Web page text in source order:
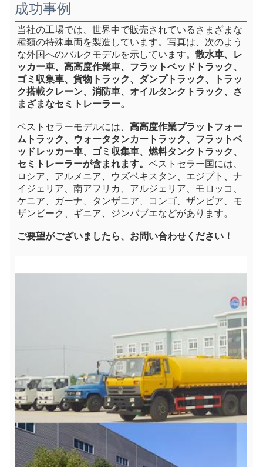
成功事例
当社の工場では、世界中で販売されているさまざまな
種類の特殊車両を製造しています。写真は、次のよう
な外国へのバルクモデルを示しています。 散水車、レ
ッカー車、高高度作業車、フラットベッドトラック、
ゴミ収集車、貨物トラック、ダンプトラック、トラッ
ク搭載クレーン、消防車、オイルタンクトラック、さ
まざまなセミトレーラー。
ベストセラーモデルには、 高高度作業プラットフォー
ムトラック、ウォータタンカートラック、フラットベ
ッドレッカー車、ゴミ収集車、燃料タンクトラック、
セミトレーラーが含まれます。 ベストセラー国には、
ロシア、アルメニア、ウズベキスタン、エジプト、ナ
イジェリア、南アフリカ、アルジェリア、モロッコ、
ケニア、ガーナ、タンザニア、コンゴ、ザンビア、モ
ザンビーク、ギニア、ジンバブエなどがあります。
ご要望がございましたら、お問い合わせください！